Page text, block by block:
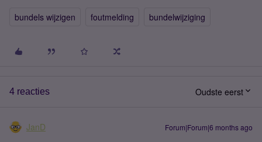
bundels wijzigen foutmelding bundelwijziging
4 reacties Oudste eerst
JanD Forum|Forum|6 months ago